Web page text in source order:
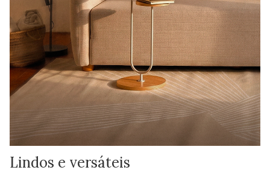
Lindos e versáteis